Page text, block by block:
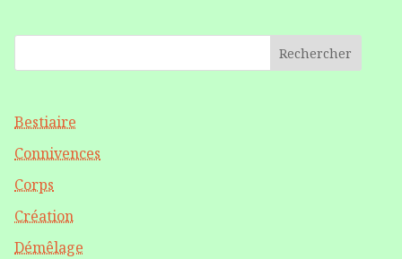
Rechercher
Bestiaire
Connivences
Corps
Création
Démêlage